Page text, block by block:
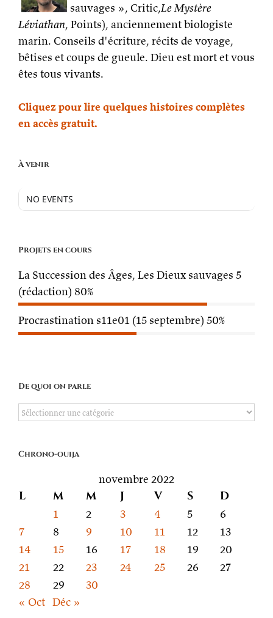
sauvages », Critic,Le Mystère
Léviathan, Points), anciennement biologiste
marin. Conseils d'écriture, récits de voyage,
bêtises et coups de gueule. Dieu est mort et vous
êtes tous vivants.
Cliquez pour lire quelques histoires complètes
en accès gratuit.
À venir
NO EVENTS
Projets en cours
La Succession des Âges, Les Dieux sauvages 5
(rédaction) 80%
Procrastination s11e01 (15 septembre) 50%
De quoi on parle
De
parle
Chrono-ouija
novembre 2022
L M M J V S D
1 2 3 4 5
6
7
8 9 10 11 12
13
14
15 16 17 18 19
20
21
22 23 24 25 26
27
28
29
30
« Oct Déc »